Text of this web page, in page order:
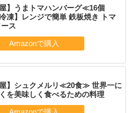
】うまトマハンバーグ≪16個
凍】レンジで簡単 鉄板焼き トマ
ース
屋】シュクメルリ≪20食≫ 世界一に
を美味しく食べるための料理